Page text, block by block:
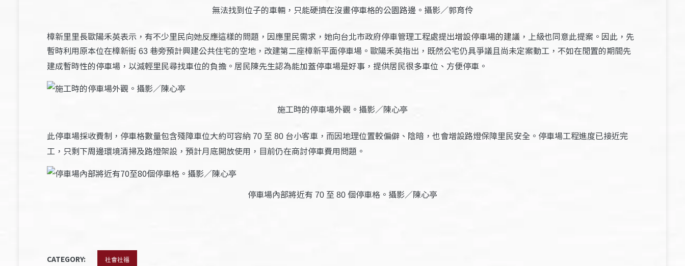
無法找到位子的車輛，只能硬擠在沒畫停車格的公園路邊。攝影／郭育伶
樟新里里長歐陽禾英表示，有不少里民向她反應這樣的問題，因應里民需求，她向台北市政府停車管理工程處提出增設停車場的建議 ，上級也同意此提案。因此，先
暫時利用原本位在樟新街 63 巷旁預計興建公共住宅的空地，改建第二座樟新平面停車場。歐陽禾英指出，既然公宅仍具爭議且尚未定案動工，不如在閒置的期間先
建成暫時性的停車場，以減輕里民尋找車位的負擔。居民陳先生認為能加蓋停車場是好事，提供居民很多車位、方便停車。
施工時的停車場外觀。攝影／陳心亭
此停車場採收費制，停車格數量包含殘障車位大約可容納 70 至 80 台小客車，而因地理位置較偏僻、陰暗，也會增設路燈保障里民安全。停車場工程進度已接近完
工，只剩下周邊環境清掃及路燈架設，預計月底開放使用，目前仍在商討停車費用問題。
停車場內部將近有 70 至 80 個停車格。攝影／陳心亭
CATEGORY: 社會社福